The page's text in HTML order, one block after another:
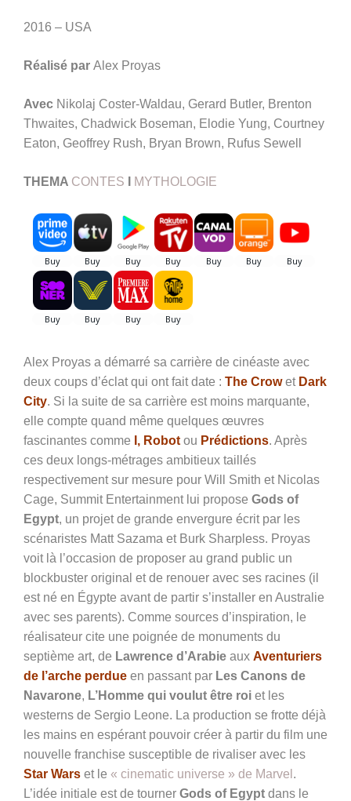
2016 – USA
Réalisé par Alex Proyas
Avec Nikolaj Coster-Waldau, Gerard Butler, Brenton
Thwaites, Chadwick Boseman, Elodie Yung, Courtney
Eaton, Geoffrey Rush, Bryan Brown, Rufus Sewell
THEMA CONTES MYTHOLOGIE
Alex Proyas a démarré sa carrière de cinéaste avec
deux coups d’éclat qui ont fait date : The Crowet Dark
City. Si la suite de sa carrière est moins marquante,
elle compte quand même quelques œuvres
fascinantes comme I, Robot ou Prédictions. Après
ces deux longs-métrages ambitieux taillés
respectivement sur mesure pour Will Smith et Nicolas
Cage, Summit Entertainment lui propose Gods of
Egypt, un projet de grande envergure écrit par les
scénaristes Matt Sazama et Burk Sharpless. Proyas
voit là l’occasion de proposer au grand public un
blockbuster original et de renouer avec ses racines (il
est né en Égypte avant de partir s’installer en Australie
avec ses parents). Comme sources d’inspiration, le
réalisateur cite une poignée de monuments du
septième art, de Lawrence d’Arabie aux Aventuriers
de l’arche perdue en passant par Les Canons de
Navarone, L’Homme qui voulut être roi et les
westerns de Sergio Leone. La production se frotte déjà
les mains en espérant pouvoir créer à partir du film une
nouvelle franchise susceptible de rivaliser avec les
Star Wars et le « cinematic universe » de Marvel .
L’idée initiale est de tourner Gods of Egypt dans le